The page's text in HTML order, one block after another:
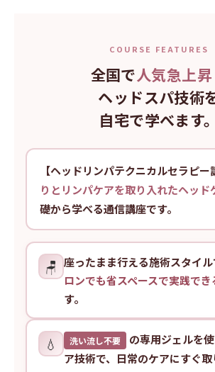
COURSE FEATURES
全国で人気急上昇
ヘッドスパ技術
自宅で学べます。
【ヘッドリンパテクニカルセラピー
りとリンパケアを取り入れたヘッド
礎から学べる通信講座です。
🪑 座ったまま行える施術スタイル
ロンでも省スペースで実践でき
す。
💧 洗い流し不要
の専用ジェルを
ア技術で、日常のケアにすぐ